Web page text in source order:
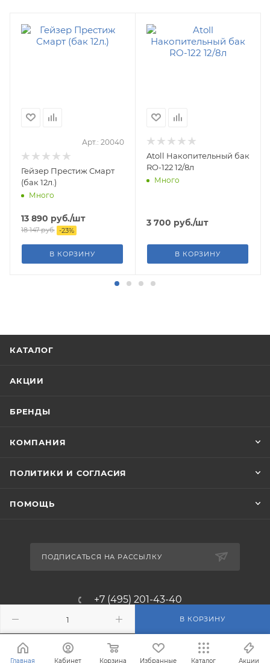
В КОРЗИНУ
Арт.: 20040
Гейзер Престиж Смарт
(бак 12л.)
Много
13 890 руб./шт
18 147руб. -23%
В КОРЗИНУ
Atoll Накопительный бак
RO-122 12/8л
Много
3 700 руб./шт
В КОРЗИНУ
КАТАЛОГ
АКЦИИ
БРЕНДЫ
КОМПАНИЯ
ПОЛИТИКИ И СОГЛАСИЯ
ПОМОЩЬ
ПОДПИСАТЬСЯ НА РАССЫЛКУ
+7 (495) 201-43-40
info@filterosmos.ru
125008 г. Москва, проезд
Главная Кабинет Корзина Избранные Каталог Акции